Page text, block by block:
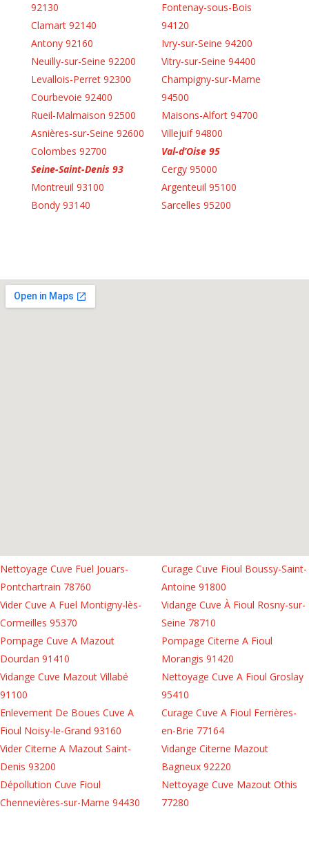
92130
Clamart 92140
Antony 92160
Neuilly-sur-Seine 92200
Levallois-Perret 92300
Courbevoie 92400
Rueil-Malmaison 92500
Asnières-sur-Seine 92600
Colombes 92700
Seine-Saint-Denis 93
Montreuil 93100
Bondy 93140
Fontenay-sous-Bois
94120
Ivry-sur-Seine 94200
Vitry-sur-Seine 94400
Champigny-sur-Marne
94500
Maisons-Alfort 94700
Villejuif 94800
Val-d’Oise 95
Cergy 95000
Argenteuil 95100
Sarcelles 95200
Nettoyage Cuve Fuel Jouars-
Pontchartrain 78760
Vider Cuve A Fuel Montigny-lès-
Cormeilles 95370
Pompage Cuve A Mazout
Dourdan 91410
Vidange Cuve Mazout Villabé
91100
Enlevement De Boues Cuve A
Fioul Noisy-le-Grand 93160
Vider Citerne A Mazout Saint-
Denis 93200
Dépollution Cuve Fioul
Chennevières-sur-Marne 94430
Curage Cuve Fioul Boussy-Saint-
Antoine 91800
Vidange Cuve À Fioul Rosny-sur-
Seine 78710
Pompage Citerne A Fioul
Morangis 91420
Nettoyage Cuve A Fioul Groslay
95410
Curage Cuve A Fioul Ferrières-
en-Brie 77164
Vidange Citerne Mazout
Bagneux 92220
Nettoyage Cuve Mazout Othis
77280